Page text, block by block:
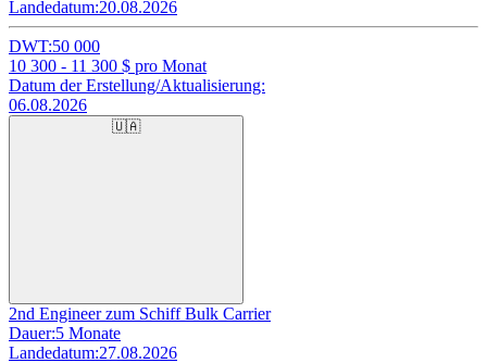
Landedatum:20.08.2026
DWT:50 000
10 300 - 11 300 $ pro Monat
Datum der Erstellung/Aktualisierung:
06.08.2026
🇺🇦
2nd Engineer zum Schiff Bulk Carrier
Dauer:5 Monate
Landedatum:27.08.2026